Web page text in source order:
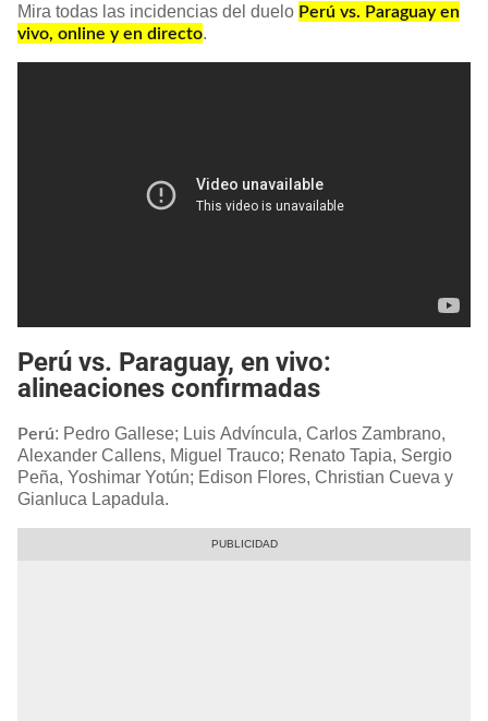
Mira todas las incidencias del duelo Perú vs. Paraguay en
vivo, online y en directo.
Perú vs. Paraguay, en vivo:
alineaciones confirmadas
Perú: Pedro Gallese; Luis Advíncula, Carlos Zambrano,
Alexander Callens, Miguel Trauco; Renato Tapia, Sergio
Peña, Yoshimar Yotún; Edison Flores, Christian Cueva y
Gianluca Lapadula.